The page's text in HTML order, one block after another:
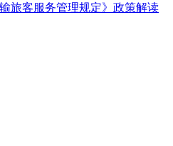
旅客服务管理规定》政策解读